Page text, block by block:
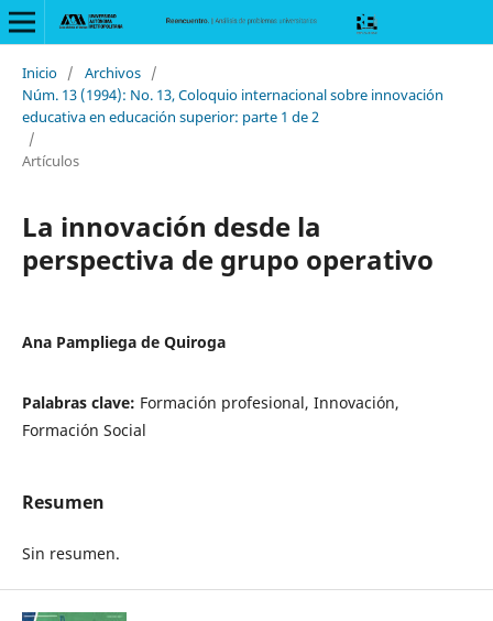
Inicio / Archivos /
Núm. 13 (1994): No. 13, Coloquio internacional sobre innovación
educativa en educación superior: parte 1 de 2
/
Artículos
La innovación desde la
perspectiva de grupo operativo
Ana Pampliega de Quiroga
Palabras clave: Formación profesional, Innovación,
Formación Social
Resumen
Sin resumen.